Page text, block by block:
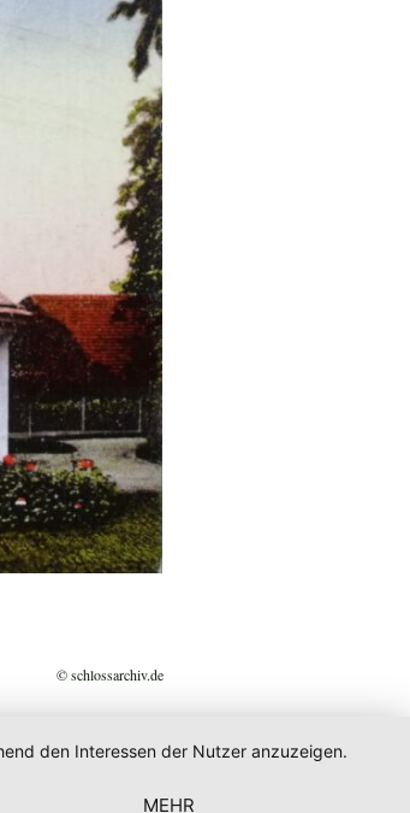
© schlossarchiv.de
den Interessen der Nutzer anzuzeigen.
MEHR